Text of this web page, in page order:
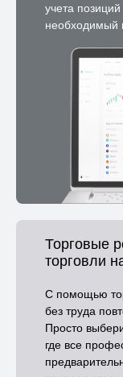
учета
необходимый
Торговые
торговли
С помощью
без труда
Просто
где все